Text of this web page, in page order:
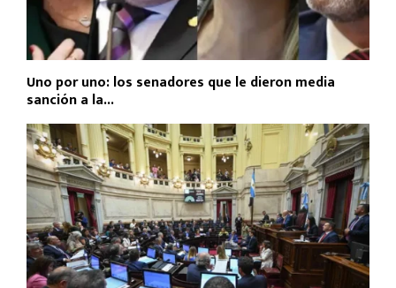
Uno por uno: los senadores que le dieron media
sanción a la...